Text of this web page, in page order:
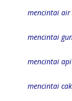
mencintai
mencintai
mencintai
mencintai